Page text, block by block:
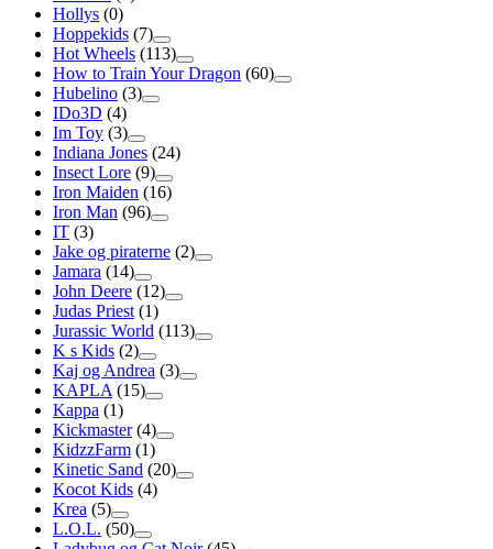
Hollys (0)
Hoppekids (7)
Hot Wheels (113)
How to Train Your Dragon (60)
Hubelino (3)
IDo3D (4)
Im Toy (3)
Indiana Jones (24)
Insect Lore (9)
Iron Maiden (16)
Iron Man (96)
IT (3)
Jake og piraterne (2)
Jamara (14)
John Deere (12)
Judas Priest (1)
Jurassic World (113)
K s Kids (2)
Kaj og Andrea (3)
KAPLA (15)
Kappa (1)
Kickmaster (4)
KidzzFarm (1)
Kinetic Sand (20)
Kocot Kids (4)
Krea (5)
L.O.L. (50)